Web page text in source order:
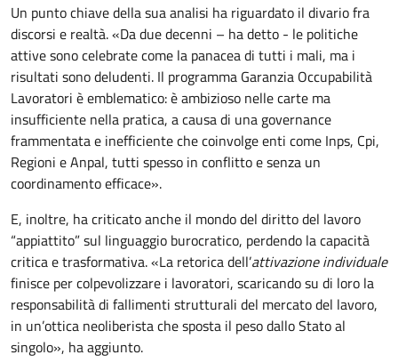
Un punto chiave della sua analisi ha riguardato il divario fra
discorsi e realtà. «Da due decenni – ha detto - le politiche
attive sono celebrate come la panacea di tutti i mali, ma i
risultati sono deludenti. Il programma Garanzia Occupabilità
Lavoratori è emblematico: è ambizioso nelle carte ma
insufficiente nella pratica, a causa di una governance
frammentata e inefficiente che coinvolge enti come Inps, Cpi,
Regioni e Anpal, tutti spesso in conflitto e senza un
coordinamento efficace».
E, inoltre, ha criticato anche il mondo del diritto del lavoro
“appiattito” sul linguaggio burocratico, perdendo la capacità
critica e trasformativa. «La retorica dell’attivazione individuale
finisce per colpevolizzare i lavoratori, scaricando su di loro la
responsabilità di fallimenti strutturali del mercato del lavoro,
in un’ottica neoliberista che sposta il peso dallo Stato al
singolo», ha aggiunto.